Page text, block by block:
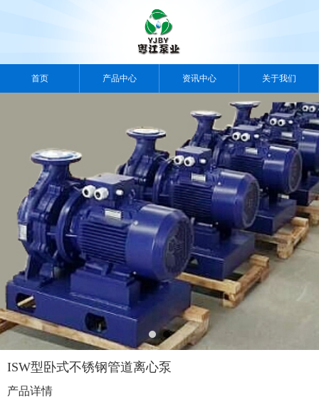
首页 产品中心 资讯中心 关于我们
联系我们
ISW型卧式不锈钢管道离心泵
产品详情